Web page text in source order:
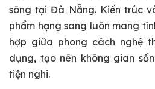
sông tại Đà Nẵng. Kiến trúc
phẩm hạng sang luôn mang
hợp giữa phong cách nghệ
dụng, tạo nên không gian
tiện nghi.